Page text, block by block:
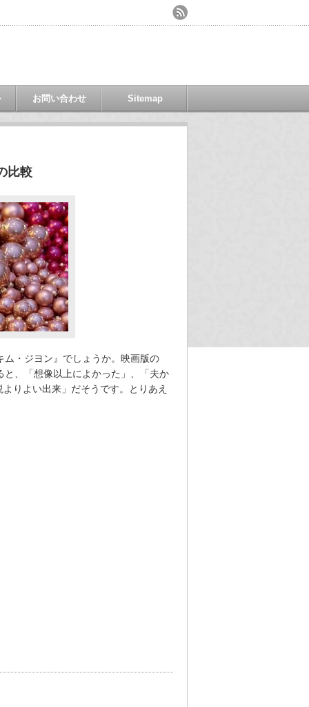
お問い合わせ Sitemap
比較
・ジヨン』でしょうか。映画版の
、「想像以上によかった」、「夫か
りよい出来」だそうです。とりあえ